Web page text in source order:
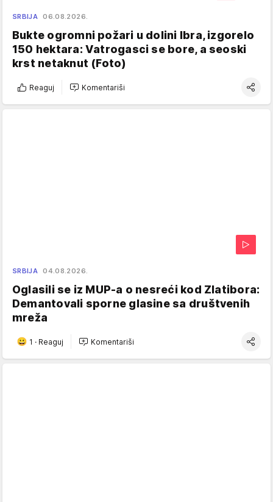
SRBIJA 06.08.2026.
Bukte ogromni požari u dolini Ibra, izgorelo
150 hektara: Vatrogasci se bore, a seoski
krst netaknut (Foto)
Reaguj Komentariši
SRBIJA 04.08.2026.
Oglasili se iz MUP-a o nesreći kod Zlatibora:
Demantovali sporne glasine sa društvenih
mreža
1 · Reaguj Komentariši